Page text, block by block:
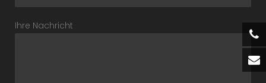
Ihre Nachricht